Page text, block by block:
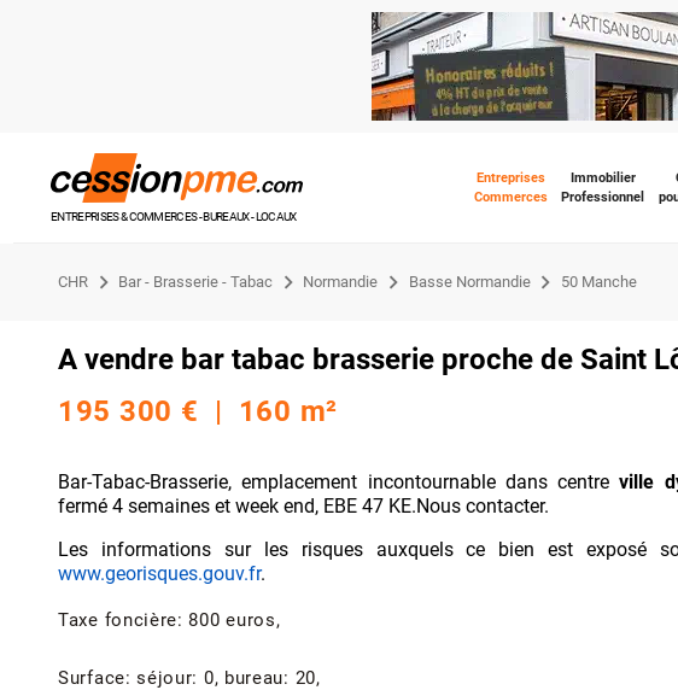
ENTREPRISES & COMMERCES - BUREAUX - LOCAUX
Entreprises
Commerces
Immobilier
Professionnel
CHR Bar - Brasserie - Tabac Normandie Basse Normandie 50 Manche
A vendre bar tabac brasserie proche de Saint
195 300 € | 160 m²
Bar-Tabac-Brasserie, emplacement incontournable dans centreville
fermé 4 semaines et week end, EBE 47 KE.Nous contacter.
Les informations sur les risques auxquels ce bien est exposé
www.georisques.gouv.fr.
Taxe foncière: 800 euros,
Surface: séjour: 0, bureau: 20,